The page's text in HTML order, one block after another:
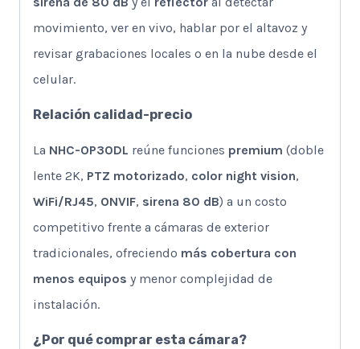
movimiento, ver en vivo, hablar por el altavoz y
revisar grabaciones locales o en la nube desde el
celular.
Relación calidad-precio
La NHC-OP30DL reúne funciones premium (doble
lente 2K, PTZ motorizado, color night vision,
WiFi/RJ45, ONVIF, sirena 80 dB) a un costo
competitivo frente a cámaras de exterior
tradicionales, ofreciendo más cobertura con
menos equipos y menor complejidad de
instalación.
¿Por qué comprar esta cámara?